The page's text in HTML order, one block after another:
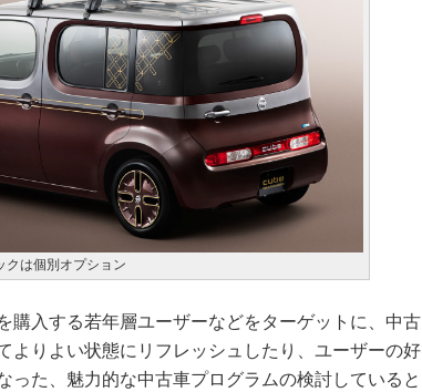
クは個別オプション
入する若年層ユーザーなどをターゲットに、中古
よりよい状態にリフレッシュしたり、ユーザーの好
った、魅力的な中古車プログラムの検討していると